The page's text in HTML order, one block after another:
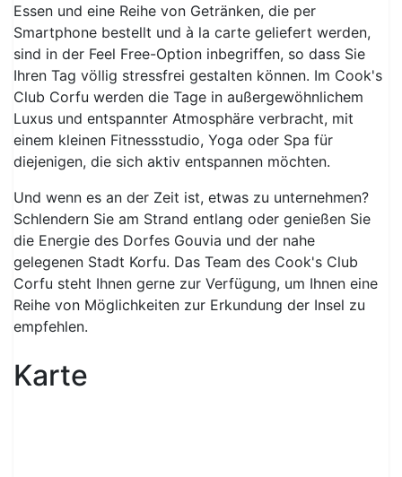
Essen und eine Reihe von Getränken, die per
Smartphone bestellt und à la carte geliefert werden,
sind in der Feel Free-Option inbegriffen, so dass Sie
Ihren Tag völlig stressfrei gestalten können. Im Cook's
Club Corfu werden die Tage in außergewöhnlichem
Luxus und entspannter Atmosphäre verbracht, mit
einem kleinen Fitnessstudio, Yoga oder Spa für
diejenigen, die sich aktiv entspannen möchten.
Und wenn es an der Zeit ist, etwas zu unternehmen?
Schlendern Sie am Strand entlang oder genießen Sie
die Energie des Dorfes Gouvia und der nahe
gelegenen Stadt Korfu. Das Team des Cook's Club
Corfu steht Ihnen gerne zur Verfügung, um Ihnen eine
Reihe von Möglichkeiten zur Erkundung der Insel zu
empfehlen.
Karte